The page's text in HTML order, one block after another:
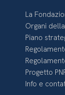
La
Organi
Piano
Progetto
Info e